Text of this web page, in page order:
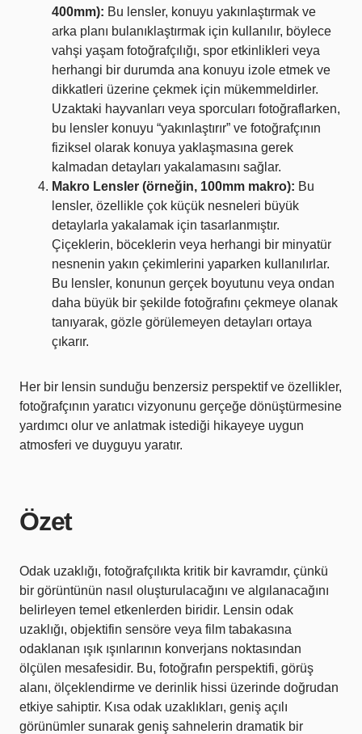
400mm): Bu lensler, konuyu yakınlaştırmak ve
arka planı bulanıklaştırmak için kullanılır, böylece
vahşi yaşam fotoğrafçılığı, spor etkinlikleri veya
herhangi bir durumda ana konuyu izole etmek ve
dikkatleri üzerine çekmek için mükemmeldirler.
Uzaktaki hayvanları veya sporcuları fotoğraflarken,
bu lensler konuyu “yakınlaştırır” ve fotoğrafçının
fiziksel olarak konuya yaklaşmasına gerek
kalmadan detayları yakalamasını sağlar.
Makro Lensler (örneğin, 100mm makro): Bu
lensler, özellikle çok küçük nesneleri büyük
detaylarla yakalamak için tasarlanmıştır.
Çiçeklerin, böceklerin veya herhangi bir minyatür
nesnenin yakın çekimlerini yaparken kullanılırlar.
Bu lensler, konunun gerçek boyutunu veya ondan
daha büyük bir şekilde fotoğrafını çekmeye olanak
tanıyarak, gözle görülemeyen detayları ortaya
çıkarır.
Her bir lensin sunduğu benzersiz perspektif ve özellikler,
fotoğrafçının yaratıcı vizyonunu gerçeğe dönüştürmesine
yardımcı olur ve anlatmak istediği hikayeye uygun
atmosferi ve duyguyu yaratır.
Özet
Odak uzaklığı, fotoğrafçılıkta kritik bir kavramdır, çünkü
bir görüntünün nasıl oluşturulacağını ve algılanacağını
belirleyen temel etkenlerden biridir. Lensin odak
uzaklığı, objektifin sensöre veya film tabakasına
odaklanan ışık ışınlarının konverjans noktasından
ölçülen mesafesidir. Bu, fotoğrafın perspektifi, görüş
alanı, ölçeklendirme ve derinlik hissi üzerinde doğrudan
etkiye sahiptir. Kısa odak uzaklıkları, geniş açılı
görünümler sunarak geniş sahnelerin dramatik bir